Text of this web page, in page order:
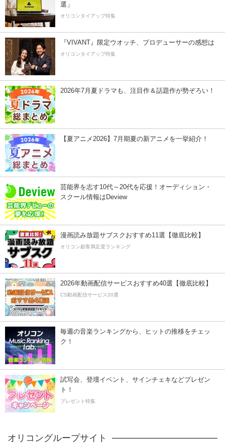
選」
オリコンタイアップ特集
『VIVANT』限定ウオッチ、プロデューサーの感想は
オリコンタイアップ特集
2026年7月夏ドラマも、注目作＆話題作が勢ぞろい！
【夏アニメ2026】7月期夏の新アニメを一挙紹介！
芸能界を志す10代～20代を応援！オーディション・
スクール情報はDeview
漫画読み放題サブスクおすすめ11選【徹底比較】
オリコン顧客満足度ランキング
2026年動画配信サービスおすすめ40選【徹底比較】
CS動画配信サービス20選
毎週の音楽ランキングから、ヒットの推移をチェッ
ク！
試写会、登壇イベント、サインチェキなどプレゼン
ト！
プレゼント特集
オリコングループサイト